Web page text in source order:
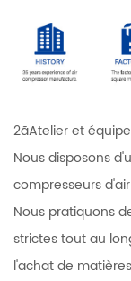
2ãAtelier et
Nous disposons
compresseurs
Nous pratiquons
strictes tout au
l'achat de